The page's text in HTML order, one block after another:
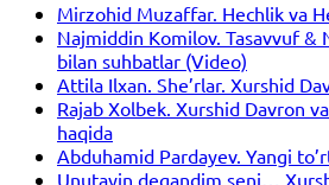
Mirzohid Muzaffar. Hechlik va
Najmiddin Komilov. Tasavvuf &
bilan suhbatlar (Video)
Attila Ilxan. She’rlar. Xurshid
Rajab Xolbek. Xurshid Davron
haqida
Abduhamid Pardayev. Yangi
Unutayin degandim seni…